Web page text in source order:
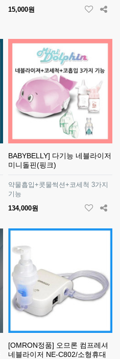
15,000원
BABYBELLY] 다기능 네블라이저
미니돌핀(핑크)
약물흡입+콧물썩션+코세척 3가지
기능
134,000원
[OMRON정품] 오므론 컴프레셔
네블라이저 NE-C802/소형휴대